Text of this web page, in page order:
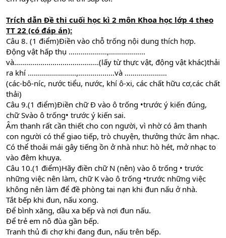
Trích dẫn Đề thi cuối học kì 2 môn Khoa học lớp 4 theo
TT 22 (có đáp án):
Câu 8. (1 điểm)Điền vào chỗ trống nội dung thích hợp.
Động vật hấp thụ …….…………,………………
và……………………………………(lấy từ thực vật, động vật khác)thải
ra khí ……………………,………………và …………………
(các-bô-níc, nước tiểu, nước, khí ô-xi, các chất hữu cơ,các chất
thải)
Câu 9.(1 điểm)Điền chữ Đ vào ô trống •trước ý kiến đúng,
chữ Svào ô trống• trước ý kiến sai.
Âm thanh rất cần thiết cho con người, vì nhờ có âm thanh
con người có thể giao tiếp, trò chuyện, thưởng thức âm nhạc.
Có thể thoải mái gây tiếng ồn ở nhà như: hò hét, mở nhạc to
vào đêm khuya.
Câu 10.(1 điểm)Hãy điền chữ N (nên) vào ô trống • trước
những việc nên làm, chữ K vào ô trống •trước những việc
không nên làm để đề phòng tai nạn khi đun nấu ở nhà.
Tắt bếp khi đun, nấu xong.
Để bình xăng, dầu xa bếp và nơi đun nấu.
Để trẻ em nô đùa gần bếp.
Tranh thủ đi chợ khi đang đun, nấu trên bếp.